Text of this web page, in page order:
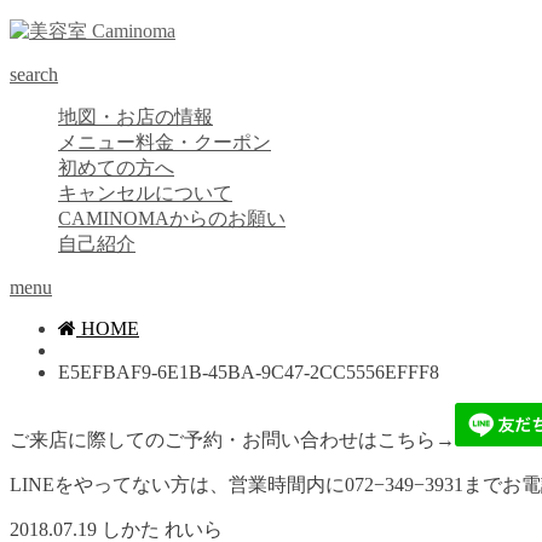
search
地図・お店の情報
メニュー料金・クーポン
初めての方へ
キャンセルについて
CAMINOMAからのお願い
自己紹介
menu
HOME
E5EFBAF9-6E1B-45BA-9C47-2CC5556EFFF8
ご来店に際してのご予約・お問い合わせはこちら→
LINEをやってない方は、営業時間内に072−349−3931までお
2018.07.19 しかた れいら